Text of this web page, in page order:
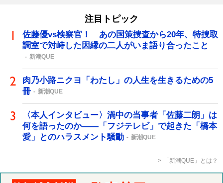
注目トピック
佐藤優vs検察官！ あの国策捜査から20年、特捜取
調室で対峙した因縁の二人がいま語り合ったこと
新潮QUE
肉乃小路ニクヨ「わたし」の人生を生きるための5
冊
新潮QUE
〈本人インタビュー〉渦中の当事者「佐藤二朗」は
何を語ったのか――「フジテレビ」で起きた「橋本
愛」とのハラスメント騒動
新潮QUE
「新潮QUE」とは？